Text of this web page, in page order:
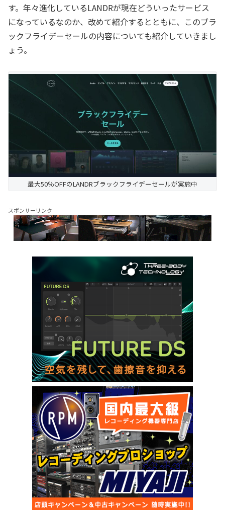
す。年々進化しているLANDRが現在どういったサービス
になっているなのか、改めて紹介するとともに、このブラ
ックフライデーセールの内容についても紹介していきまし
ょう。
最大50％OFFのLANDRブラックフライデーセールが実施中
スポンサーリンク